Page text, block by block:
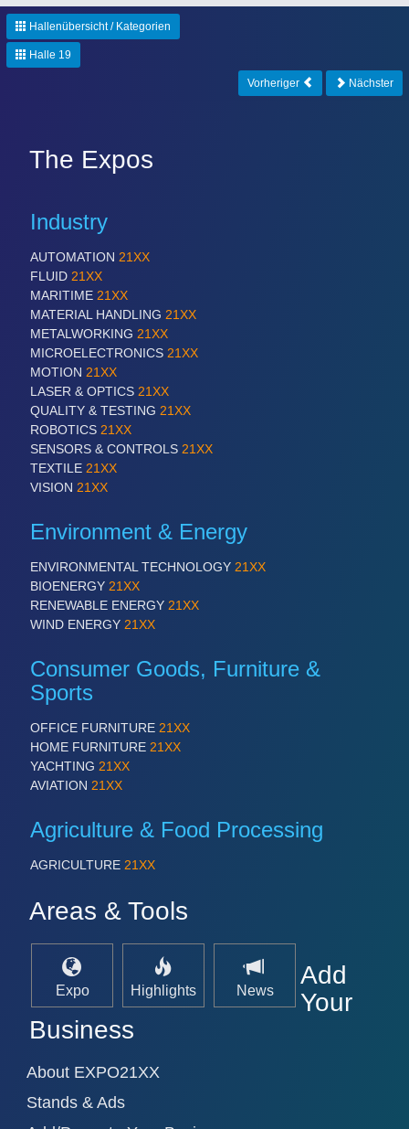
ROBOTICS21XX
Industrial Robotics & Research
Processing & Motion Sensors
VISION21XX
Cameras & Vision Components
All Industry Categories
AUTOMATION 21XX
FLUID 21XX
MATERIAL HANDLING 21XX
LASER & OPTICS 21XX
PLASTICS 21XX
PROCESS INDUSTRY 21XX
QUALITY & TESTING 21XX
SENSORS & CONTROLS 21XX
VISION 21XX
Hallenübersicht / Kategorien
Halle 19
Vorheriger Nächster
The Expos
Industry
AUTOMATION 21XX
FLUID 21XX
MARITIME 21XX
MATERIAL HANDLING 21XX
METALWORKING 21XX
MICROELECTRONICS 21XX
MOTION 21XX
LASER & OPTICS 21XX
QUALITY & TESTING 21XX
ROBOTICS 21XX
SENSORS & CONTROLS 21XX
TEXTILE 21XX
VISION 21XX
Environment & Energy
ENVIRONMENTAL TECHNOLOGY 21XX
BIOENERGY 21XX
RENEWABLE ENERGY 21XX
WIND ENERGY 21XX
Consumer Goods, Furniture &
Sports
OFFICE FURNITURE 21XX
HOME FURNITURE 21XX
YACHTING 21XX
AVIATION 21XX
Agriculture & Food Processing
AGRICULTURE 21XX
Areas & Tools
Expo Highlights News
Add
Your
Business
About EXPO21XX
Stands & Ads